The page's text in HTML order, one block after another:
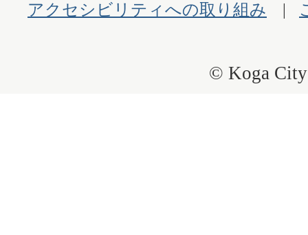
アクセシビリティへの取り組み
© Koga City